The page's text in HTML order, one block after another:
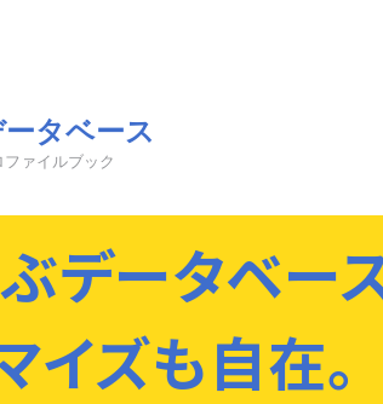
タベース
ファイルブック
データベース
イズも自在。